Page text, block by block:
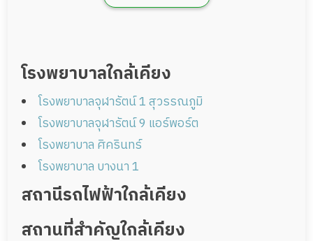
โรงพยาบาลใกล้เคียง
โรงพยาบาลจุฬารัตน์ 1 สุวรรณภูมิ
โรงพยาบาลจุฬารัตน์ 9 แอร์พอร์ต
โรงพยาบาล ศิครินทร์
โรงพยาบาล บางนา 1
สถานีรถไฟฟ้าใกล้เคียง
สถานที่สำคัญใกล้เคียง